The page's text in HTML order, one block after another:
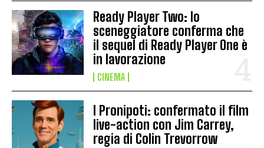
Ready Player Two: lo
sceneggiatore conferma che
il sequel di Ready Player One è
in lavorazione
CINEMA
I Pronipoti: confermato il film
live-action con Jim Carrey,
regia di Colin Trevorrow